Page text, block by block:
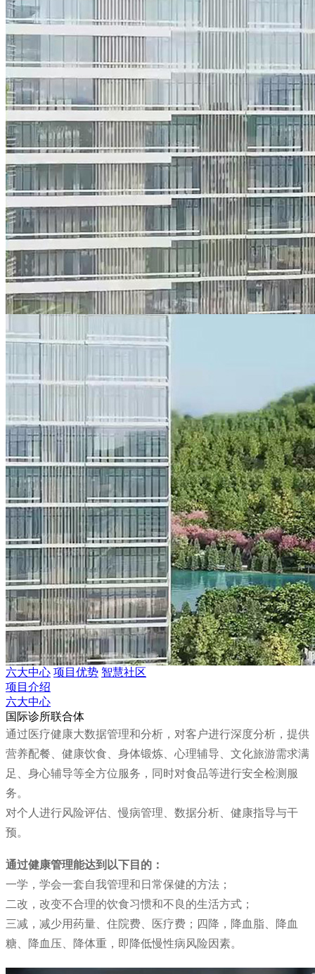
六大中心 项目优势 智慧社区
项目介绍
六大中心
国际诊所联合体
通过医疗健康大数据管理和分析，对客户进行深度分析，提供
营养配餐、健康饮食、身体锻炼、心理辅导、文化旅游需求满
足、身心辅导等全方位服务，同时对食品等进行安全检测服
务。
对个人进行风险评估、慢病管理、数据分析、健康指导与干
预。
通过健康管理能达到以下目的：
一学，学会一套自我管理和日常保健的方法；
二改，改变不合理的饮食习惯和不良的生活方式；
三减，减少用药量、住院费、医疗费；四降，降血脂、降血
糖、降血压、降体重，即降低慢性病风险因素。